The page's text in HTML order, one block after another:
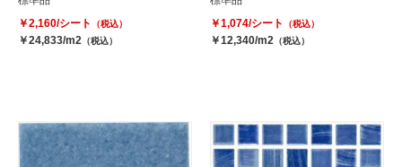
￥2,160/シート
（税込）
￥24,833/m2 （税込）
￥1,074/シート
（税込）
￥12,340/m2 （税込）